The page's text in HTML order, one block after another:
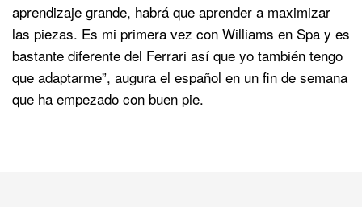
aprendizaje grande, habrá que aprender a maximizar
las piezas. Es mi primera vez con Williams en Spa y es
bastante diferente del Ferrari así que yo también tengo
que adaptarme”, augura el español en un fin de semana
que ha empezado con buen pie.